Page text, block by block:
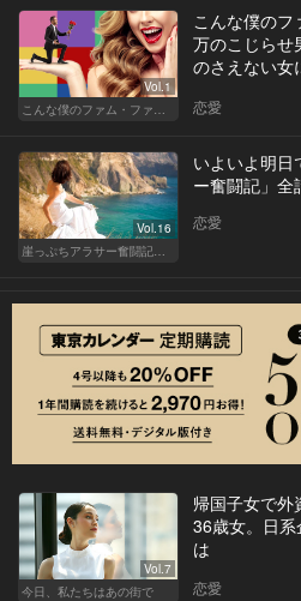
Vol.1
こんな僕のファム・ファタル
こんな僕のフ
万のこじらせ
のさえない
恋愛
Vol.16
崖っぷちアラサー奮闘記 written by 内埜さくら
いよいよ明日
ー奮闘記」全
恋愛
Vol.7
今日、私たちはあの街で
帰国子女で外
36歳女。日系
は
恋愛